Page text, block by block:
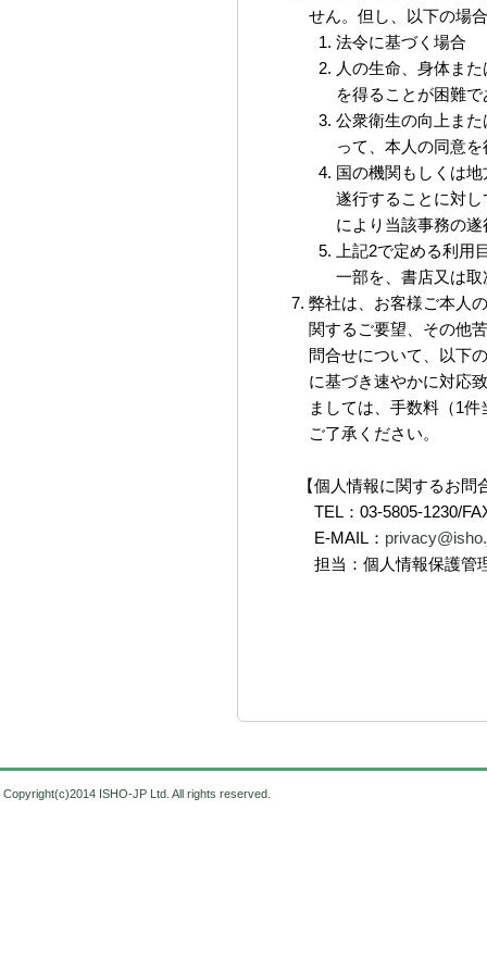
せん。但し、以下の場
法令に基づく場合
人の生命、身体ま
を得ることが困難
公衆衛生の向上ま
って、本人の同意
国の機関もしくは
遂行することに対
により当該事務の
上記2で定める利
一部を、書店又は
弊社は、お客様ご本人
関するご要望、その他
問合せについて、以下
に基づき速やかに対応
ましては、手数料（1
ご了承ください。
【個人情報に関するお問
TEL：03-5805-1230/
E-MAIL：
担当：個人情報保護管
Copyright(c)2014 ISHO-JP Ltd. All rights reserved.